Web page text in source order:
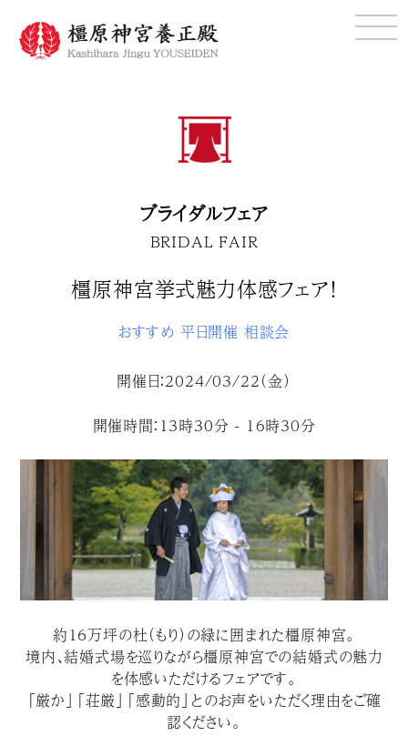
ブライダルフェア
BRIDAL FAIR
橿原神宮挙式魅力体感フェア！
おすすめ 平日開催 相談会
開催日：2024/03/22（金）
開催時間：13時30分 - 16時30分
約１６万坪の杜（もり）の緑に囲まれた橿原神宮。
境内、結婚式場を巡りながら橿原神宮での結婚式の魅力
を体感いただけるフェアです。
「厳か」「荘厳」「感動的」とのお声をいただく理由をご確
認ください。